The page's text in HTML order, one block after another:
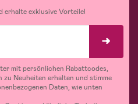
erhalte exklusive Vorteile!
mit persönlichen Rabattcodes,
Neuheiten erhalten und stimme
Daten, wie unten